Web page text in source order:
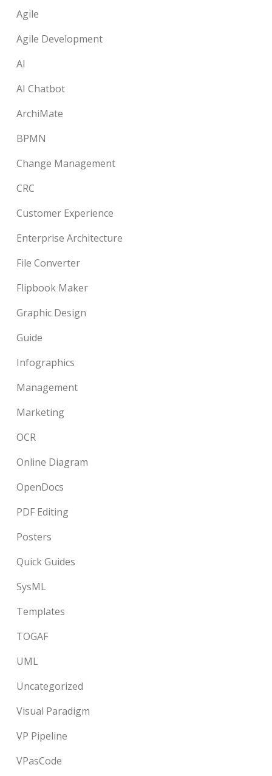
Agile
Agile Development
AI
AI Chatbot
ArchiMate
BPMN
Change Management
CRC
Customer Experience
Enterprise Architecture
File Converter
Flipbook Maker
Graphic Design
Guide
Infographics
Management
Marketing
OCR
Online Diagram
OpenDocs
PDF Editing
Posters
Quick Guides
SysML
Templates
TOGAF
UML
Uncategorized
Visual Paradigm
VP Pipeline
VPasCode